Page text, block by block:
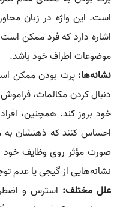
است. این واژه در زبان
اشاره دارد که فرد ممکن
موضوعات اطراف خود باشد.
نشانه‌ها: پرت بودن ممکن
دنبال کردن مکالمات،
خود بروز کند. همچنین،
احساس کنند که ذهنشان به
صورت مؤثر روی وظایف خود
نشانه‌هایی از گیجی یا عدم
علل مختلف: استرس و